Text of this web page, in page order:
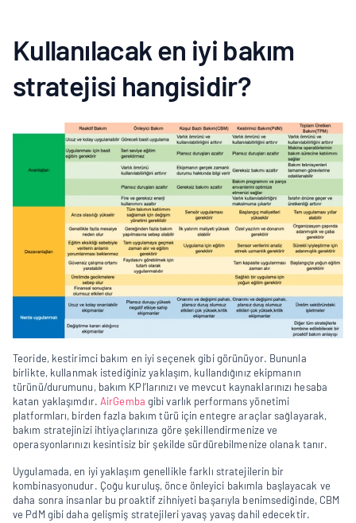
Kullanılacak en iyi bakım
stratejisi hangisidir?
Teoride, kestirimci bakım en iyi seçenek gibi görünüyor. Bununla
birlikte, kullanmak istediğiniz yaklaşım, kullandığınız ekipmanın
türünü/durumunu, bakım KPI’larınızı ve mevcut kaynaklarınızı hesaba
katan yaklaşımdır. AirGemba gibi varlık performans yönetimi
platformları, birden fazla bakım türü için entegre araçlar sağlayarak,
bakım stratejinizi ihtiyaçlarınıza göre şekillendirmenize ve
operasyonlarınızı kesintisiz bir şekilde sürdürebilmenize olanak tanır.
Uygulamada, en iyi yaklaşım genellikle farklı stratejilerin bir
kombinasyonudur. Çoğu kuruluş, önce önleyici bakımla başlayacak ve
daha sonra insanlar bu proaktif zihniyeti başarıyla benimsediğinde, CBM
ve PdM gibi daha gelişmiş stratejileri yavaş yavaş dahil edecektir.